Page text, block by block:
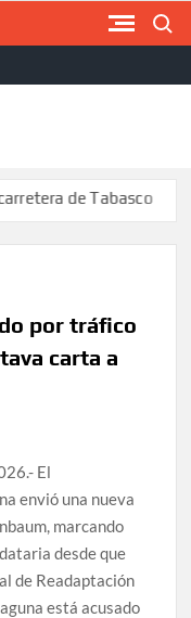
de Tabasco
por tráfico
carta a
El
envió una nueva
marcando
desde que
de Readaptación
está acusado